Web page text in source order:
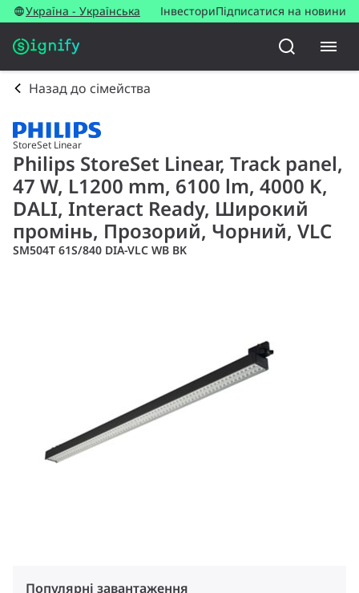
Україна - Українська ІнвесториПідписатися на новини
Назад до сімейства
StoreSet Linear
Philips StoreSet Linear, Track panel,
47 W, L1200 mm, 6100 lm, 4000 K,
DALI, Interact Ready, Широкий
промінь, Прозорий, Чорний, VLC
SM504T 61S/840 DIA-VLC WB BK
Популярні завантаження